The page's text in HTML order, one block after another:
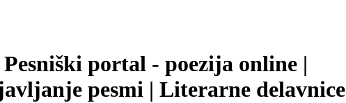
Pesniški portal - poezija online |
pesmi | Literarne delavnice